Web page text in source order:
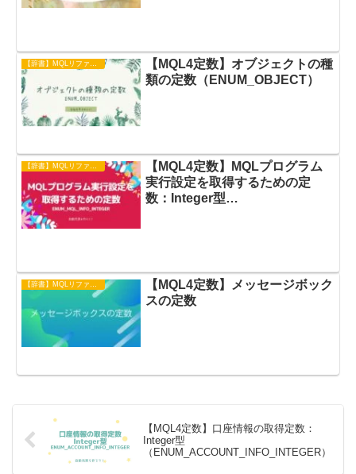
【辞書】MQLリファレンス
【MQL4定数】オブジェクトの種
類の定数（ENUM_OBJECT）
【辞書】MQLリファレンス
【MQL4定数】MQLプログラム
実行設定を取得するための定
数：Integer型
【辞書】MQLリファレンス
【MQL4定数】メッセージボック
スの定数​
【MQL4定数】口座情報の取得定数：
Integer型
（ENUM_ACCOUNT_INFO_INTEGER）